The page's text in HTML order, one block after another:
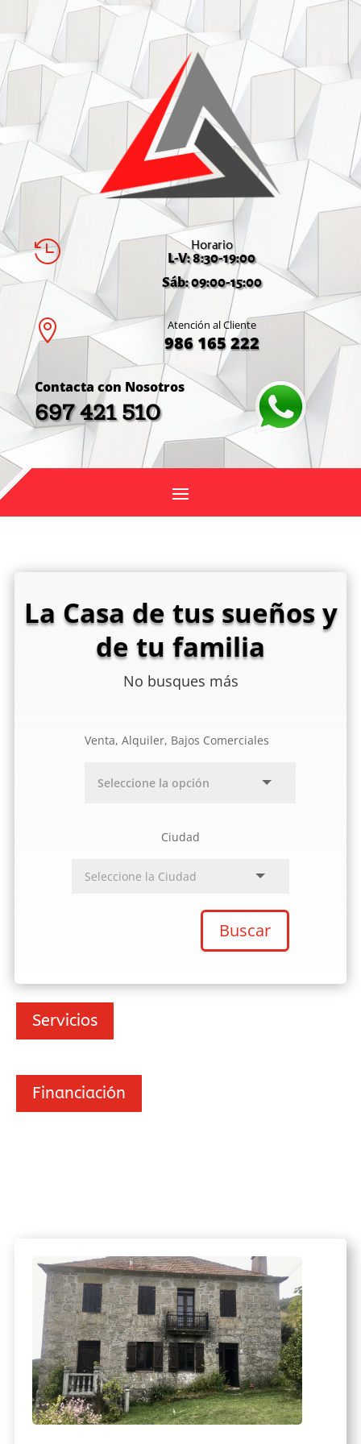
 Horario
L-V: 8:30-19:00
Sáb: 09:00-15:00
 Atención al Cliente
986 165 222
Contacta con Nosotros
697 421 510
La Casa de tus sueños y
de tu familia
No busques más
Venta, Alquiler, Bajos Comerciales
Ciudad
Buscar
Servicios
Financiación